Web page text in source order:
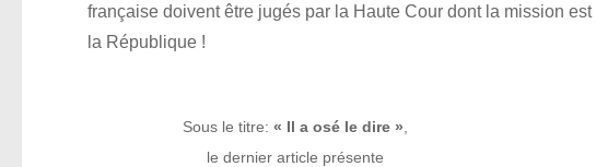
française doivent être jugés par la Haute Cour dont la mission
la République !
Sous le titre: « Il a osé le dire »
le dernier article présente